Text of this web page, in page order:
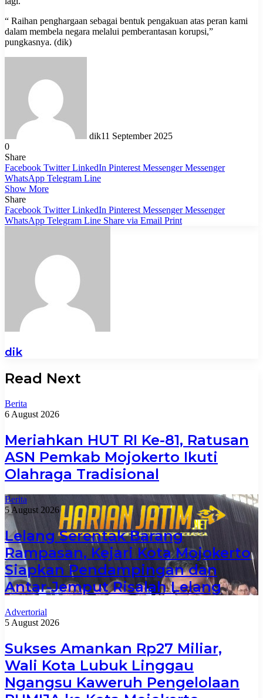
“ Raihan penghargaan sebagai bentuk pengakuan atas peran kami
dalam membela negara melalui pemberantasan korupsi,”
pungkasnya. (dik)
dik11 September 2025
0
Share
Facebook Twitter LinkedIn Pinterest Messenger Messenger
WhatsApp Telegram Line
Show More
Share
Facebook Twitter LinkedIn Pinterest Messenger Messenger
WhatsApp Telegram Line Share via Email Print
dik
Read Next
Berita
6 August 2026
Meriahkan HUT RI Ke-81, Ratusan
ASN Pemkab Mojokerto Ikuti
Olahraga Tradisional
Berita
5 August 2026
Lelang Serentak Barang
Rampasan, Kejari Kota Mojokerto
Siapkan Pendampingan dan
Antar-Jemput Risalah Lelang
Advertorial
5 August 2026
Sukses Amankan Rp27 Miliar,
Wali Kota Lubuk Linggau
Ngangsu Kaweruh Pengelolaan